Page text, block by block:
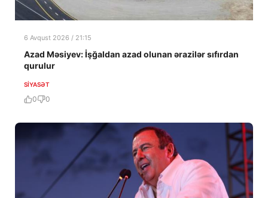
6 Avqust 2026 / 21:15
Azad Məsiyev: İşğaldan azad olunan ərazilər sıfırdan
qurulur
SIYASƏT
0 0